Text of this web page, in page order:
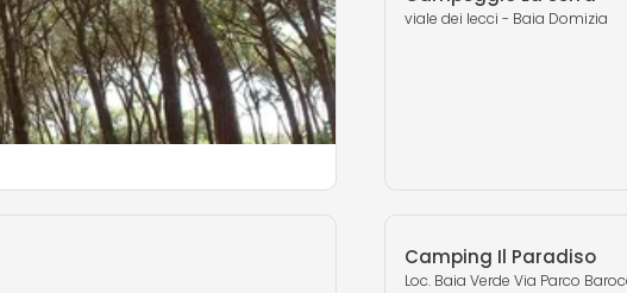
viale dei lecci - Baia Domizia
Camping Il Paradiso
Loc. Baia Verde Via Parco